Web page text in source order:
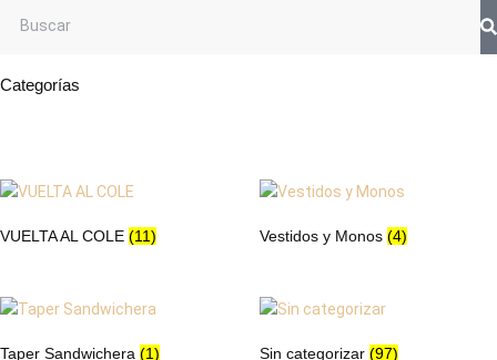
Categorías
VUELTA AL COLE (11) Vestidos y Monos (4)
Taper Sandwichera (1) Sin categorizar (97)